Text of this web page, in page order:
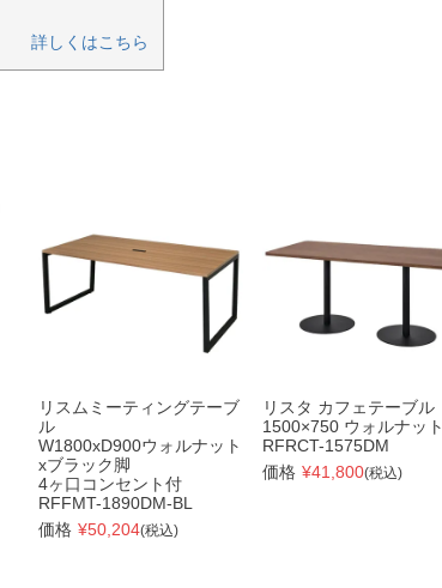
詳しくはこちら
リスムミーティングテーブ
ル
W1800xD900ウォルナット
xブラック脚
4ヶ口コンセント付
RFFMT-1890DM-BL
価格 ¥50,204(税込)
リスタ カフェテーブル
1500×750 ウォルナット
RFRCT-1575DM
価格 ¥41,800(税込)